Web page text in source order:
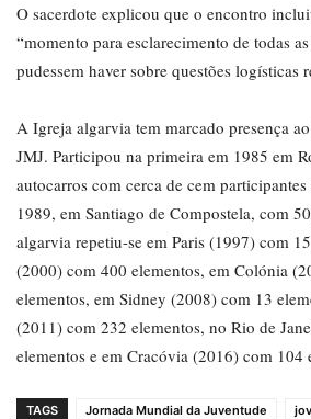
O sacerdote explicou que o encontro
“momento para esclarecimento de todas
pudessem haver sobre questões logísticas
A Igreja algarvia tem marcado presença
JMJ. Participou na primeira em 1985 em
autocarros com cerca de cem
1989, em Santiago de Compostela, com
algarvia repetiu-se em Paris (1997) com
(2000) com 400 elementos, em Colónia
elementos, em Sidney (2008) com 13
(2011) com 232 elementos, no Rio de
elementos e em Cracóvia (2016) com 104
TAGS Jornada Mundial da Juventude